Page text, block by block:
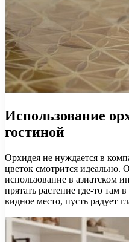
Использование
гостиной
Орхидея не нуждается в
цветок смотрится идеально.
использование в азиатском
прятать растение где-то там
видное место, пусть радует